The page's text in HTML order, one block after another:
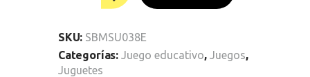
SKU: SBMSU038E
Categorías: Juego educativo, Juegos,
Juguetes